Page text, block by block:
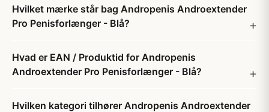
Hvilket mærke står bag Andropenis Androextender
Pro Penisforlænger - Blå?
Hvad er EAN / Produktid for Andropenis
Androextender Pro Penisforlænger - Blå?
Hvilken kategori tilhører Andropenis Androextender